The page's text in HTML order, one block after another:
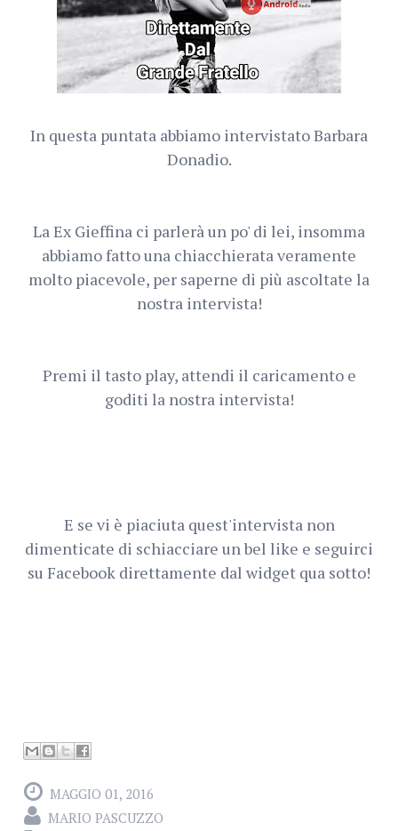
In questa puntata abbiamo intervistato Barbara
Donadio.
La Ex Gieffina ci parlerà un po' di lei, insomma
abbiamo fatto una chiacchierata veramente
molto piacevole, per saperne di più ascoltate la
nostra intervista!
Premi il tasto play, attendi il caricamento e
goditi la nostra intervista!
E se vi è piaciuta quest'intervista non
dimenticate di schiacciare un bel like e seguirci
su Facebook direttamente dal widget qua sotto!
MAGGIO 01, 2016
MARIO PASCUZZO